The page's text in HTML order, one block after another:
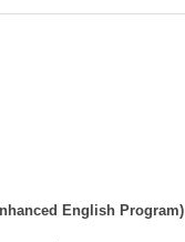
English Program)